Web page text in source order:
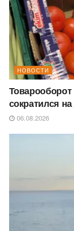
НОВОСТИ
сократился
06.08.2026